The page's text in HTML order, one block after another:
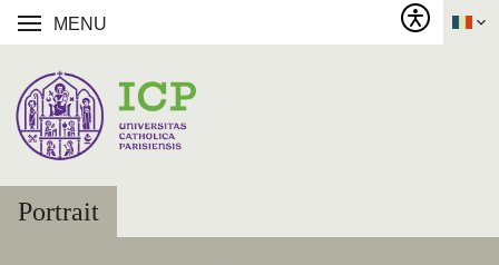
MENU
Portrait